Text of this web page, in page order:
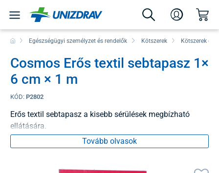
Egészségügyi személyzet és rendelők Kötszerek Kötszerek és
Cosmos Erős textil sebtapasz 1×
6 cm × 1 m
KÓD: P2802
Erős textil sebtapasz a kisebb sérülések megbízható
ellátására.
Tovább olvasok